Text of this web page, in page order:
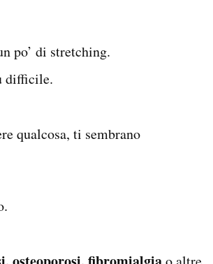
po’ di stretching.
difficile.
qualcosa, ti sembrano